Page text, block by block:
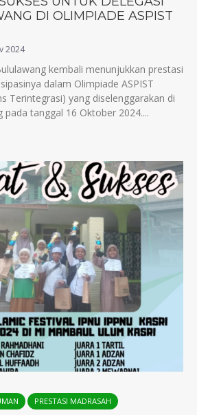
DI OLIMPIADE ASPIST
2024
kembali menunjukkan prestasi
dalam Olimpiade ASPIST
Terintegrasi) yang diselenggarakan di
pada tanggal 16 Oktober 2024....
PRESTASI MADRASAH